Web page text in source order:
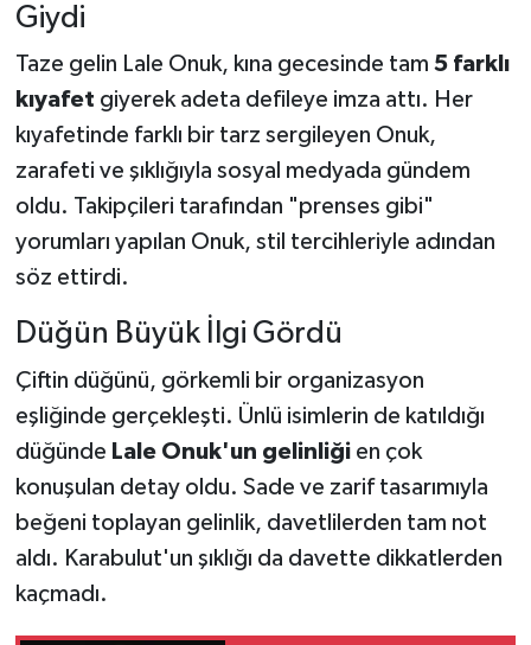
Giydi
Taze gelin Lale Onuk, kına gecesinde tam 5 farklı
kıyafet giyerek adeta defileye imza attı. Her
kıyafetinde farklı bir tarz sergileyen Onuk,
zarafeti ve şıklığıyla sosyal medyada gündem
oldu. Takipçileri tarafından "prenses gibi"
yorumları yapılan Onuk, stil tercihleriyle adından
söz ettirdi.
Düğün Büyük İlgi Gördü
Çiftin düğünü, görkemli bir organizasyon
eşliğinde gerçekleşti. Ünlü isimlerin de katıldığı
düğünde Lale Onuk'un gelinliğien çok
konuşulan detay oldu. Sade ve zarif tasarımıyla
beğeni toplayan gelinlik, davetlilerden tam not
aldı. Karabulut'un şıklığı da davette dikkatlerden
kaçmadı.